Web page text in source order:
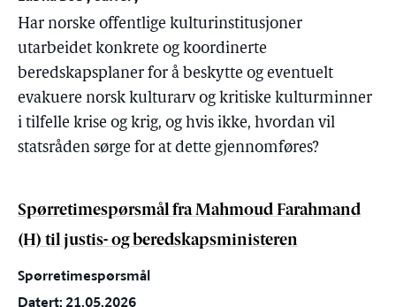
Har norske offentlige kulturinstitusjoner
utarbeidet konkrete og koordinerte
beredskapsplaner for å beskytte og eventuelt
evakuere norsk kulturarv og kritiske kulturminner
i tilfelle krise og krig, og hvis ikke, hvordan vil
statsråden sørge for at dette gjennomføres?
Spørretimespørsmål fra Mahmoud Farahmand
(H) til justis- og beredskapsministeren
Spørretimespørsmål
Datert: 21.05.2026